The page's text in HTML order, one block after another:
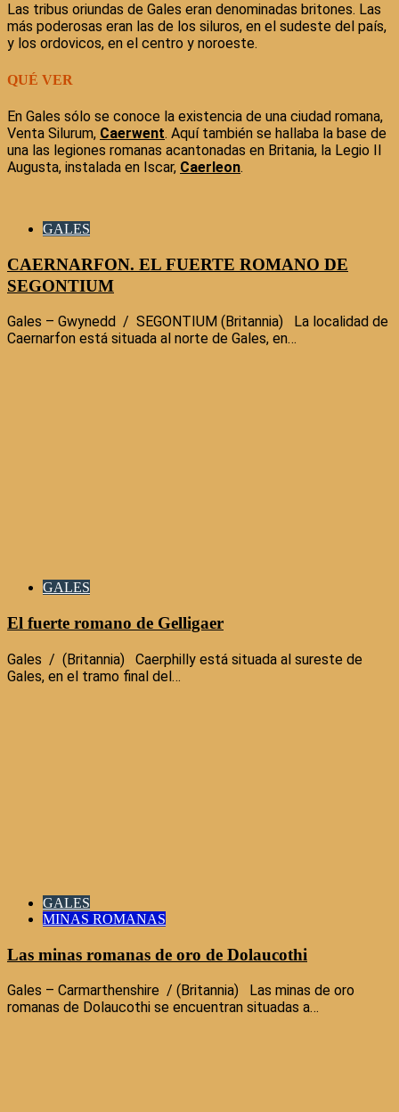
Las tribus oriundas de Gales eran denominadas britones. Las
más poderosas eran las de los siluros, en el sudeste del país,
y los ordovicos, en el centro y noroeste.
QUÉ VER
En Gales sólo se conoce la existencia de una ciudad romana,
Venta Silurum, Caerwent. Aquí también se hallaba la base de
una las legiones romanas acantonadas en Britania, la Legio II
Augusta, instalada en Iscar, Caerleon.
GALES
CAERNARFON. EL FUERTE ROMANO DE
SEGONTIUM
Gales – Gwynedd / SEGONTIUM (Britannia) La localidad de
Caernarfon está situada al norte de Gales, en…
GALES
El fuerte romano de Gelligaer
Gales / (Britannia) Caerphilly está situada al sureste de
Gales, en el tramo final del…
GALES
MINAS ROMANAS
Las minas romanas de oro de Dolaucothi
Gales – Carmarthenshire / (Britannia) Las minas de oro
romanas de Dolaucothi se encuentran situadas a…